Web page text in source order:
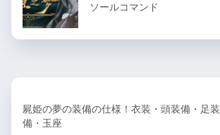
ソールコマンド
屍姫の夢の装備の仕様！衣装・頭装備・足装
備・玉座